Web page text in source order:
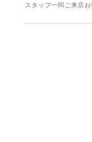
スタッフ一同ご来店お